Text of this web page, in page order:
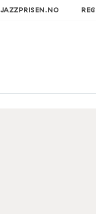
JAZZPRISEN.NO